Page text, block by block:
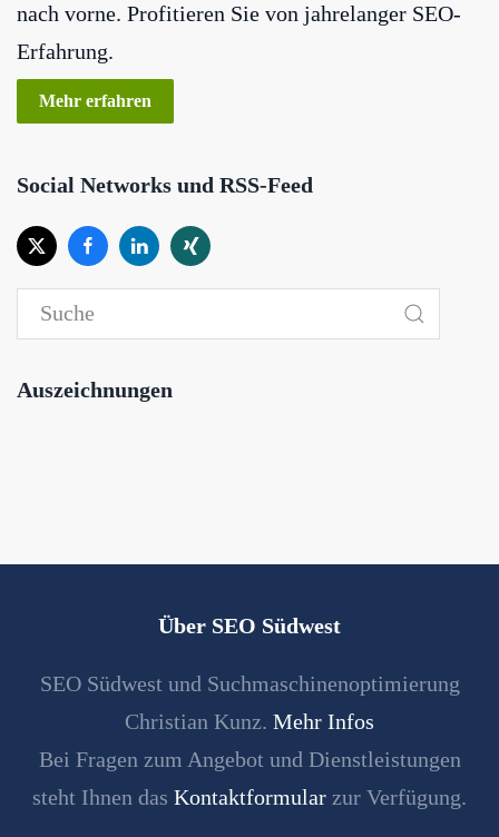
nach vorne. Profitieren Sie von jahrelanger SEO-
Erfahrung.
Mehr erfahren
Social Networks und RSS-Feed
Auszeichnungen
Über SEO Südwest
SEO Südwest und Suchmaschinenoptimierung
Christian Kunz. Mehr Infos
Bei Fragen zum Angebot und Dienstleistungen
steht Ihnen das Kontaktformular zur Verfügung.